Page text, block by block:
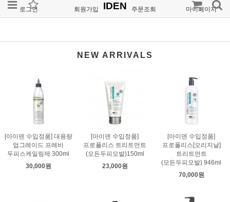
로그인 회원가입 주문조회 마이페이지
IDEN
NEW ARRIVALS
[아이덴 수입정품] 대용량
업그레이드 프레비
두피스케일링제 300ml
30,000원
[아이덴 수입정품]
프로폴리스 트리트먼트
(모든두피모발)150ml
23,000원
[아이덴 수입정품]
프로폴리스[오리지날]
트리트먼트
(모든두피모발) 946ml
70,000원